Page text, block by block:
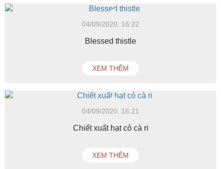
04/09/2020, 16:22
Blessed thistle
XEM THÊM
04/09/2020, 16:21
Chiết xuất hạt cỏ cà ri
XEM THÊM